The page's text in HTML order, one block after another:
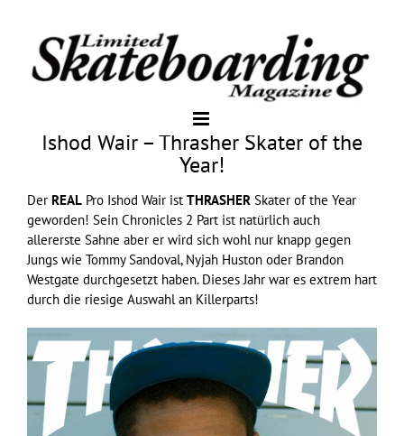
Ishod Wair – Thrasher Skater of the
Year!
Der REAL Pro Ishod Wair ist THRASHER Skater of the Year
geworden! Sein Chronicles 2 Part ist natürlich auch
allererste Sahne aber er wird sich wohl nur knapp gegen
Jungs wie Tommy Sandoval, Nyjah Huston oder Brandon
Westgate durchgesetzt haben. Dieses Jahr war es extrem hart
durch die riesige Auswahl an Killerparts!